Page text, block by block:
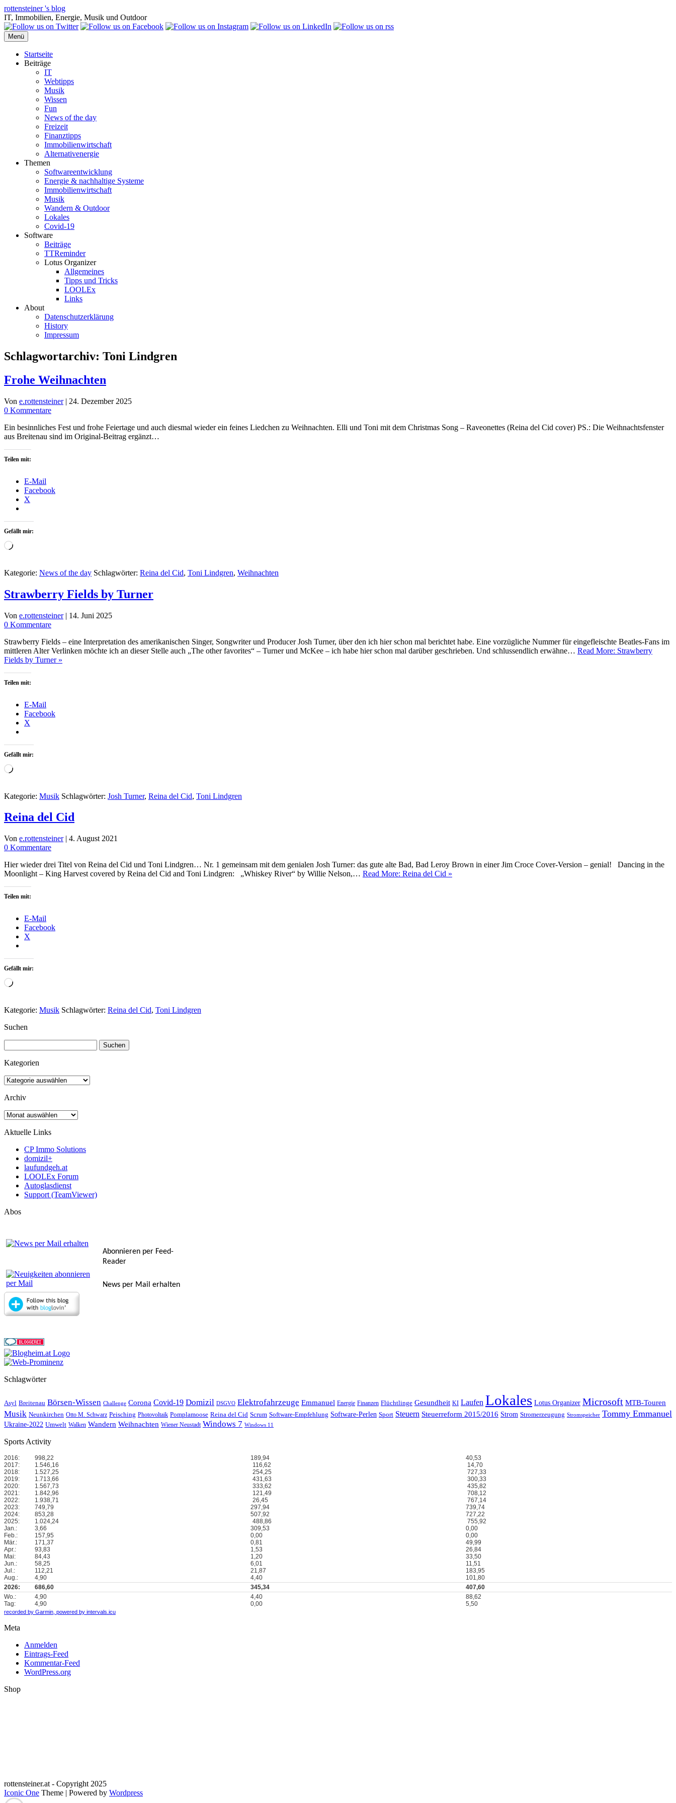
Zum
Inhalt
springen
rottensteiner 's blog
IT, Immobilien, Energie, Musik und Outdoor
Menü
Startseite
Beiträge
IT
Webtipps
Musik
Wissen
Fun
News of the day
Freizeit
Finanztipps
Immobilienwirtschaft
Alternativenergie
Themen
Softwareentwicklung
Energie & nachhaltige Systeme
Immobilienwirtschaft
Musik
Wandern & Outdoor
Lokales
Covid-19
Software
Beiträge
TTReminder
Lotus Organizer
Allgemeines
Tipps und Tricks
LOOLEx
Links
About
Datenschutzerklärung
History
Impressum
Schlagwortarchiv: Toni Lindgren
Frohe Weihnachten
Von e.rottensteiner | 24. Dezember 2025
0 Kommentare
Ein besinnliches Fest und frohe Feiertage und auch diesmal wieder ein feines Liedchen zu Weihnachten. Elli und Toni mit dem Christmas Song – Raveonettes (Reina del Cid cover) PS.: Die Weihnachtsfenster
aus Breitenau sind im Original-Beitrag ergänzt…
Teilen mit:
E-Mail
Facebook
X
Gefällt mir:
Wird
Kategorie: News of the day Schlagwörter: Reina del Cid, Toni Lindgren, Weihnachten
Strawberry Fields by Turner
Von e.rottensteiner | 14. Juni 2025
0 Kommentare
Strawberry Fields – eine Interpretation des amerikanischen Singer, Songwriter und Producer Josh Turner, über den ich hier schon mal berichtet habe. Eine vorzügliche Nummer für eingefleischte Beatles-Fans im
mittleren Alter Verlinken möchte ich an dieser Stelle auch „The other favorites“ – Turner und McKee – ich habe hier schon mal darüber geschrieben. Und schlussendlich erwähne… Read More: Strawberry
Fields by Turner »
Teilen mit:
E-Mail
Facebook
X
Gefällt mir:
Wird
Kategorie: Musik Schlagwörter: Josh Turner, Reina del Cid, Toni Lindgren
Reina del Cid
Von e.rottensteiner | 4. August 2021
0 Kommentare
Hier wieder drei Titel von Reina del Cid und Toni Lindgren… Nr. 1 gemeinsam mit dem genialen Josh Turner: das gute alte Bad, Bad Leroy Brown in einer Jim Croce Cover-Version – genial! Dancing in the
Moonlight – King Harvest covered by Reina del Cid and Toni Lindgren: „Whiskey River“ by Willie Nelson,… Read More: Reina del Cid »
Teilen mit:
E-Mail
Facebook
X
Gefällt mir:
Wird
Kategorie: Musik Schlagwörter: Reina del Cid, Toni Lindgren
Suchen
nach:
Kategorien
Kategorien
Archiv
Archiv
Aktuelle Links
CP Immo Solutions
domizil+
laufundgeh.at
LOOLEx Forum
Autoglasdienst
Support (TeamViewer)
Abos
Abonnieren per Feed-
Reader
News per Mail erhalten
Schlagwörter
Asyl Breitenau Börsen-Wissen Challenge Corona Covid-19 Domizil DSGVO Elektrofahrzeuge Emmanuel Energie Finanzen Flüchtlinge Gesundheit KI Laufen Lokales Lotus Organizer Microsoft MTB-Touren
Musik Neunkirchen Otto M. Schwarz Peisching Photovoltaik Pomplamoose Reina del Cid Scrum Software-Empfehlung Software-Perlen Sport Steuern Steuerreform 2015/2016 Strom Stromerzeugung Stromspeicher Tommy Emmanuel
Ukraine-2022 Umwelt Walken Wandern Weihnachten Wiener Neustadt Windows 7 Windows 11
Sports Activity
2016: 998,22 189,94
40,53
2017:
1.546,16 116,62
14,70
2018:
1.527,25 254,25
727,33
2019:
1.713,66 431,63
300,33
2020:
1.567,73 333,62
435,82
2021:
1.842,96 121,49
708,12
2022:
1.938,71 26,45
767,14
2023:
749,79 297,94
739,74
2024:
853,28 507,92
727,22
2025:
1.024,24 488,86
755,92
Jan.:
3,66 309,53
0,00
Feb.:
157,95 0,00
0,00
Mär.:
171,37 0,81
49,99
Apr.:
93,83 1,53
26,84
Mai:
84,43 1,20
33,50
Jun.:
58,25 6,01
11,51
Jul.:
112,21 21,87
183,95
Aug.:
4,90 4,40
101,80
2026:
686,60 345,34
407,60
Wo.:
4,90 4,40
88,62
Tag:
4,90 0,00 5,50
recorded by Garmin, powered by intervals.icu
Meta
Anmelden
Eintrags-Feed
Kommentar-Feed
WordPress.org
Shop
rottensteiner.at - Copyright 2025
Iconic One Theme | Powered by Wordpress